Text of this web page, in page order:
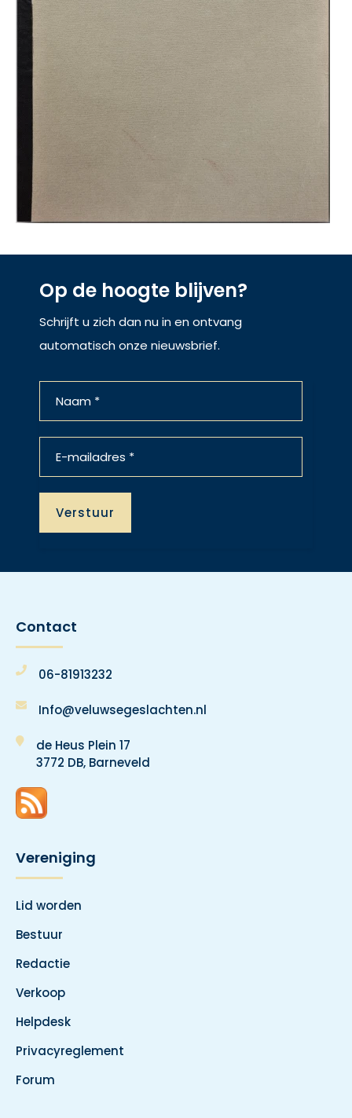
Op de hoogte blijven?
Schrijft u zich dan nu in en ontvang
automatisch onze nieuwsbrief.
Contact
06-81913232
Info@veluwsegeslachten.nl
de Heus Plein 17
3772 DB, Barneveld
Vereniging
Lid worden
Bestuur
Redactie
Verkoop
Helpdesk
Privacyreglement
Forum